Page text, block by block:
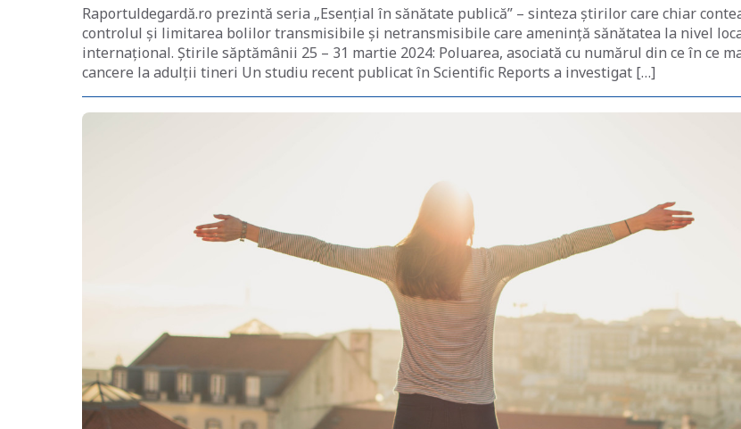
Raportuldegardă.ro prezintă seria „Esențial în sănătate publică” – sinteza știrilor care chiar
controlul și limitarea bolilor transmisibile și netransmisibile care amenință sănătatea la nivel
internațional. Știrile săptămânii 25 – 31 martie 2024: Poluarea, asociată cu numărul din ce în ce
cancere la adulții tineri Un studiu recent publicat în Scientific Reports a investigat […]